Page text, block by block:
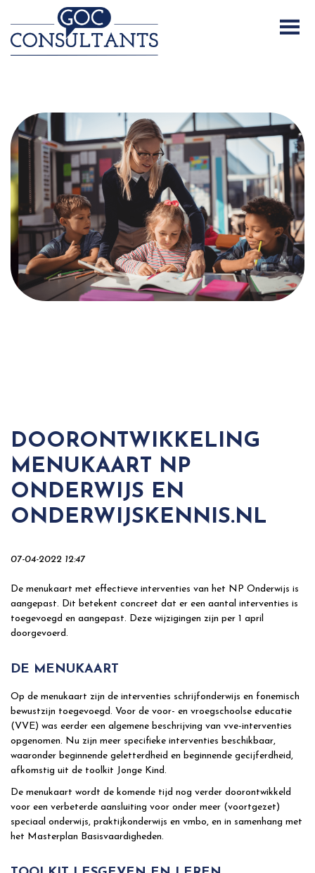
DOORONTWIKKELING
MENUKAART NP
ONDERWIJS EN
ONDERWIJSKENNIS.NL
07-04-2022 12:47
De menukaart met effectieve interventies van het NP Onderwijs is
aangepast. Dit betekent concreet dat er een aantal interventies is
toegevoegd en aangepast. Deze wijzigingen zijn per 1 april
doorgevoerd.
DE MENUKAART
Op de menukaart zijn de interventies schrijfonderwijs en fonemisch
bewustzijn toegevoegd. Voor de voor- en vroegschoolse educatie
(VVE) was eerder een algemene beschrijving van vve-interventies
opgenomen. Nu zijn meer specifieke interventies beschikbaar,
waaronder beginnende geletterdheid en beginnende gecijferdheid,
afkomstig uit de toolkit Jonge Kind.
De menukaart wordt de komende tijd nog verder doorontwikkeld
voor een verbeterde aansluiting voor onder meer (voortgezet)
speciaal onderwijs, praktijkonderwijs en vmbo, en in samenhang met
het Masterplan Basisvaardigheden.